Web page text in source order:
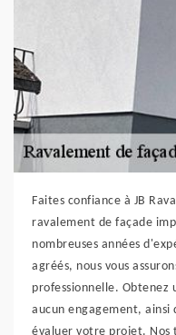
Faites confiance à JB
ravalement de façade
nombreuses années
agréés, nous vous
professionnelle. Obtenez
aucun engagement,
évaluer votre projet. Nos